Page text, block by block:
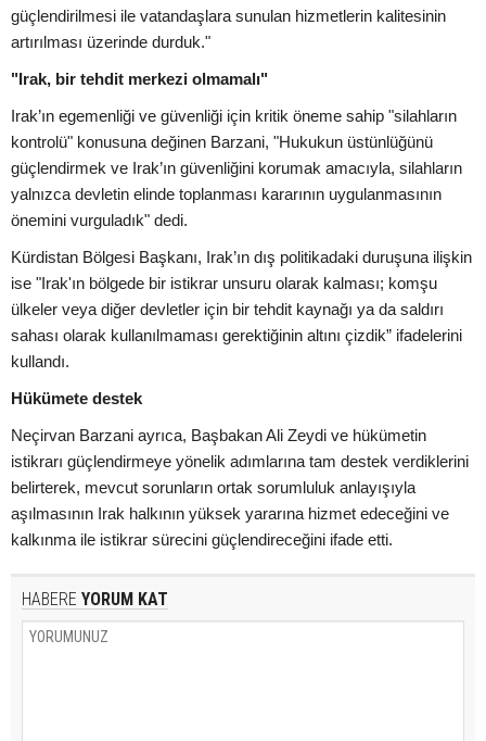
güçlendirilmesi ile vatandaşlara sunulan hizmetlerin kalitesinin
artırılması üzerinde durduk."
"Irak, bir tehdit merkezi olmamalı"
Irak’ın egemenliği ve güvenliği için kritik öneme sahip "silahların
kontrolü" konusuna değinen Barzani, "Hukukun üstünlüğünü
güçlendirmek ve Irak’ın güvenliğini korumak amacıyla, silahların
yalnızca devletin elinde toplanması kararının uygulanmasının
önemini vurguladık" dedi.
Kürdistan Bölgesi Başkanı, Irak’ın dış politikadaki duruşuna ilişkin
ise "Irak'ın bölgede bir istikrar unsuru olarak kalması; komşu
ülkeler veya diğer devletler için bir tehdit kaynağı ya da saldırı
sahası olarak kullanılmaması gerektiğinin altını çizdik” ifadelerini
kullandı.
Hükümete destek
Neçirvan Barzani ayrıca, Başbakan Ali Zeydi ve hükümetin
istikrarı güçlendirmeye yönelik adımlarına tam destek verdiklerini
belirterek, mevcut sorunların ortak sorumluluk anlayışıyla
aşılmasının Irak halkının yüksek yararına hizmet edeceğini ve
kalkınma ile istikrar sürecini güçlendireceğini ifade etti.
HABERE YORUM KAT